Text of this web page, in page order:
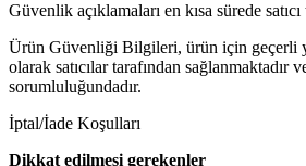
Güvenlik açıklamaları en kısa sürede
Ürün Güvenliği Bilgileri, ürün için geçerli
olarak satıcılar tarafından sağlanmaktadır
sorumluluğundadır.
İptal/İade Koşulları
Dikkat edilmesi gerekenler